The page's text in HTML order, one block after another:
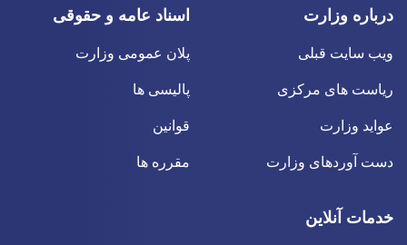
درباره وزارت
ویب سایت قبلی
ریاست های مرکزی
عواید وزارت
دست آوردهای وزارت
اسناد عامه و حقوقی
پلان عمومی وزارت
پالیسی ها
قوانین
مقرره ها
خدمات آنلاین